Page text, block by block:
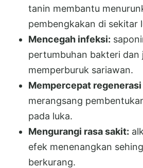
tanin membantu
pembengkakan di sekitar
Mencegah infeksi:
pertumbuhan bakteri dan
memperburuk sariawan.
Mempercepat regenerasi
merangsang
pada luka.
Mengurangi rasa sakit:
efek menenangkan
berkurang.